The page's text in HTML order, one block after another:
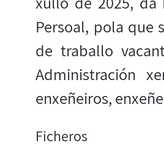
Persoal, pola que
de traballo
Administración
enxeñeiros,
Ficheros